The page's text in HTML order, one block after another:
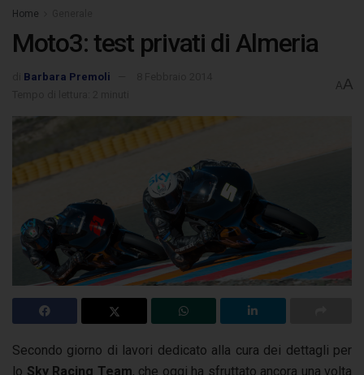
Home
Moto3: test privati di Almeria
Barbara Premoli
AA
Secondo giorno di lavori dedicato alla cura dei dettagli per
lo Sky Racing Team, che oggi ha sfruttato ancora una volta